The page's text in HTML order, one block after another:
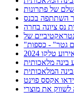
טלקו 2024
בינה מלאכותית
המלאכותית